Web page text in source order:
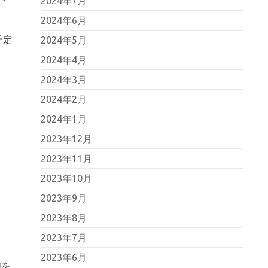
定
2024年6月
2024年5月
2024年4月
2024年3月
2024年2月
2024年1月
2023年12月
2023年11月
2023年10月
2023年9月
2023年8月
2023年7月
2023年6月